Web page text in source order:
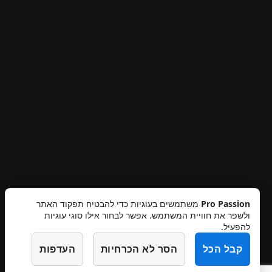
תקנון אתר מדיניות פרטיות ביטולים והחזרות
Pro Passion משתמשים בעוגיות כדי להבטיח תפקוד האתר
ולשפר את חוויית המשתמש. אפשר לבחור אילו סוגי עוגיות
להפעיל.
קבל הכל הסר לא הכרחיות העדפות